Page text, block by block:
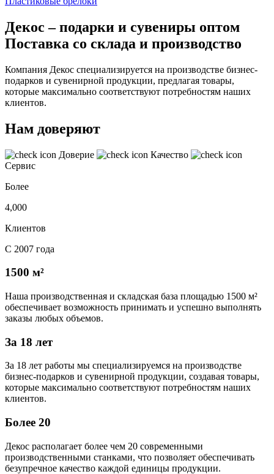
Декос – подарки и сувениры оптом
Поставка со склада и производство
Компания Декос специализируется на производстве бизнес-
подарков и сувенирной продукции, предлагая товары,
которые максимально соответствуют потребностям наших
клиентов.
Нам доверяют
Доверие
Качество
Сервис
Более
4,000
Клиентов
С 2007 года
1500 м²
Наша производственная и складская база площадью 1500 м²
обеспечивает возможность принимать и успешно выполнять
заказы любых объемов.
За 18 лет
За 18 лет работы мы специализируемся на производстве
бизнес-подарков и сувенирной продукции, создавая товары,
которые максимально соответствуют потребностям наших
клиентов.
Более 20
Декос располагает более чем 20 современными
производственными станками, что позволяет обеспечивать
безупречное качество каждой единицы продукции.